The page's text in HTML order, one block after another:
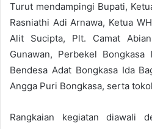
Turut mendampingi Bupati,
Rasniathi Adi Arnawa, Ketua
Alit Sucipta, Plt. Camat
Gunawan, Perbekel
Bendesa Adat Bongkasa Ida
Angga Puri Bongkasa, serta
Rangkaian kegiatan diawali